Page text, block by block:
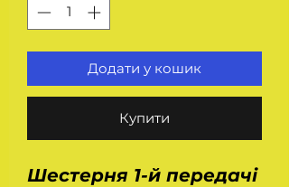
Додати у кошик
Купити
Шестерня 1-й передачі